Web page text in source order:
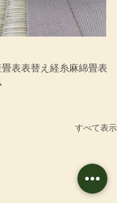
表表替え経糸麻綿畳表
すべて表示